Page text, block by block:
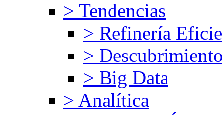
> Tendencias
> Refinería
>
> Big Data
> Analítica